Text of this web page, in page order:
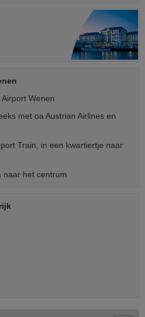
Wenen
met oa Austrian Airlines en
Train, in een kwartiertje naar
naar het centrum